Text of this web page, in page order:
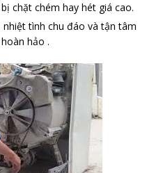
chặt chém hay hét giá cao.
tình chu đáo và tận tâm
hảo .